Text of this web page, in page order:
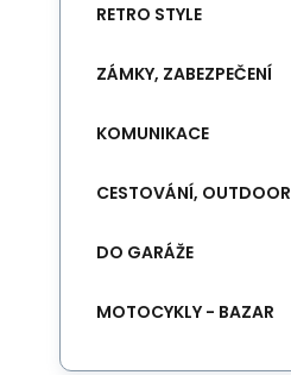
RETRO STYLE
ZÁMKY, ZABEZPEČENÍ
KOMUNIKACE
CESTOVÁNÍ, OUTDOOR
DO GARÁŽE
MOTOCYKLY - BAZAR